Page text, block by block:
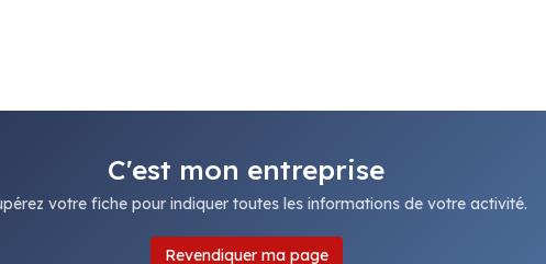
C'est mon entreprise
votre fiche pour indiquer toutes les informations de votre activité.
Revendiquer ma page